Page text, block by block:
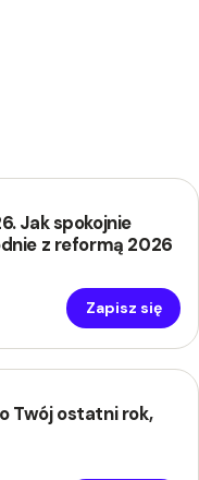
Jak spokojnie
z reformą 2026
Zapisz się
Twój ostatni rok,